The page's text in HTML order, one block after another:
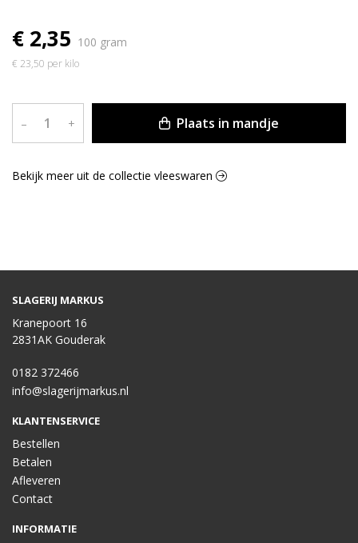
€ 2,35 100 gram
€ 23,50 per kilo
– + Plaats in mandje
Bekijk meer uit de collectie vleeswaren
SLAGERIJ MARKUS
Kranepoort 16
2831AK Gouderak
0182 372466
info@slagerijmarkus.nl
KLANTENSERVICE
Bestellen
Betalen
Afleveren
Contact
INFORMATIE